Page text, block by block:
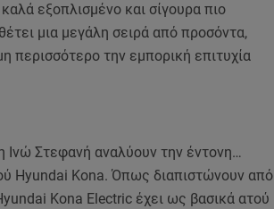
εξοπλισμένο και σίγουρα πιο
μια μεγάλη σειρά από προσόντα,
περισσότερο την εμπορική επιτυχία
Στεφανή αναλύουν την έντονη…
Hyundai Kona. Όπως διαπιστώνουν από
Kona Electric έχει ως βασικά ατού